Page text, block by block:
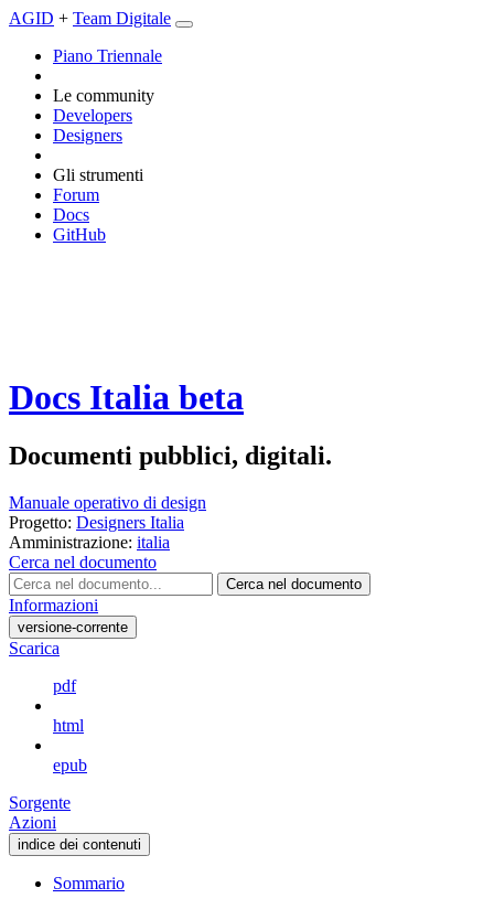
AGID + Team Digitale
Piano Triennale
Le community
Developers
Designers
Gli strumenti
Forum
Docs
GitHub
Docs Italia beta
Documenti pubblici, digitali.
Manuale operativo di design
Progetto: Designers Italia
Amministrazione: italia
Cerca nel documento
Cerca nel documento
Informazioni
versione-corrente
Scarica
pdf
html
epub
Sorgente
Azioni
indice dei contenuti
Sommario